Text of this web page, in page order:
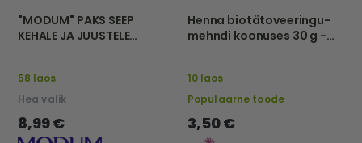
"MODUM" PAKS SEEP
KEHALE JA JUUSTELE
58 laos
Hea valik
8,99 €
Henna biotätoveeringu-
mehndi koonuses 30 g -
10 laos
Populaarne toode
3,50 €